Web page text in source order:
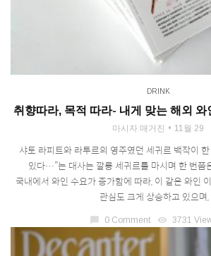
DRINK
취향따라, 목적 따라- 내게 맞는 해외 와
마시자 매거진 11월 29
샤토 라피트와 라투르의 영주였던 세귀르 백작이
있다…”는 대사는 깔롱 세귀르를 마시며 한 번쯤
국내에서 와인 수요가 증가함에 따라, 이 같은 와인
관심도 크게 상승하고 있으며,
chat_bubble 0 Comment visibility 3731